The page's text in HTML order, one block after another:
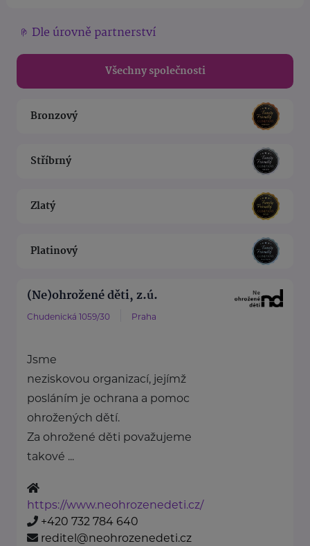
Dle úrovně partnerství
Všechny společnosti
Bronzový
Stříbrný
Zlatý
Platinový
(Ne)ohrožené děti, z.ú.
Chudenická 1059/30 Praha
Jsme
neziskovou organizací, jejímž
posláním je ochrana a pomoc
ohrožených dětí.
Za ohrožené děti považujeme
takové ...
https://www.neohrozenedeti.cz/
+420 732 784 640
reditel@neohrozenedeti.cz